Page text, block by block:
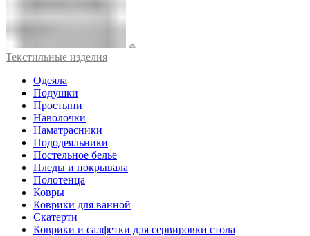
Текстильные изделия
Одеяла
Подушки
Простыни
Наволочки
Наматрасники
Пододеяльники
Постельное белье
Пледы и покрывала
Полотенца
Ковры
Коврики для ванной
Скатерти
Коврики и салфетки для сервировки стола